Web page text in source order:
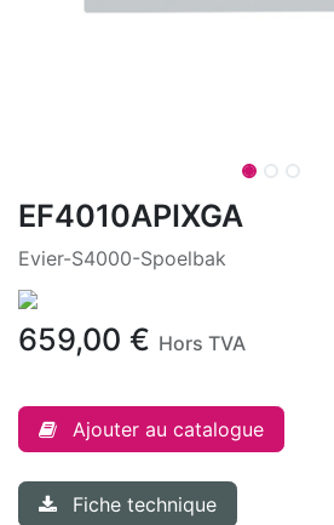
EF4010APIXGA
Evier-S4000-Spoelbak
659,00 € Hors TVA
Ajouter au catalogue
Fiche technique